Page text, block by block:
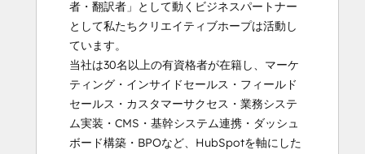
者・翻訳者」として動くビジネスパートナー
として私たちクリエイティブホープは活動し
ています。
当社は30名以上の有資格者が在籍し、マーケ
ティング・インサイドセールス・フィールド
セールス・カスタマーサクセス・業務システ
ム実装・CMS・基幹システム連携・ダッシュ
ボード構築・BPOなど、HubSpotを軸にした